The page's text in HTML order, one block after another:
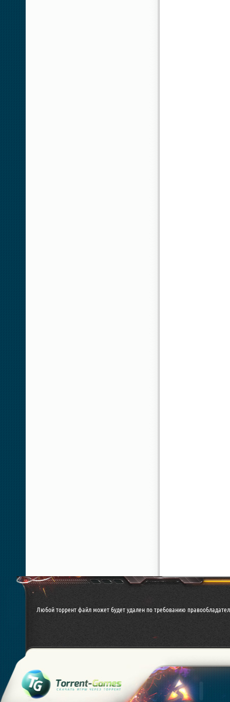
Любой торрент файл может будет удален по требованию